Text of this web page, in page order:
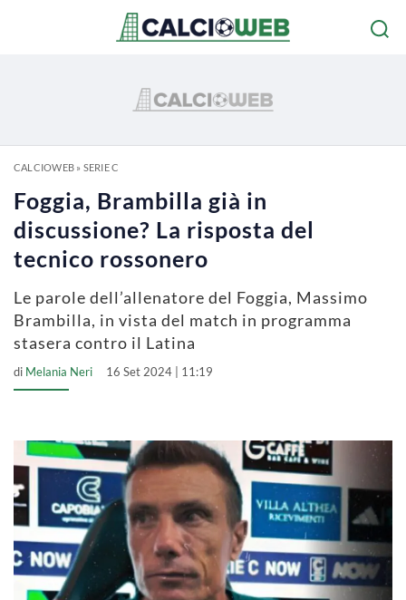
CALCIOWEB» SERIE C
Foggia, Brambilla già in
discussione? La risposta del
tecnico rossonero
Le parole dell’allenatore del Foggia, Massimo
Brambilla, in vista del match in programma
stasera contro il Latina
di Melania Neri 16 Set 2024 | 11:19